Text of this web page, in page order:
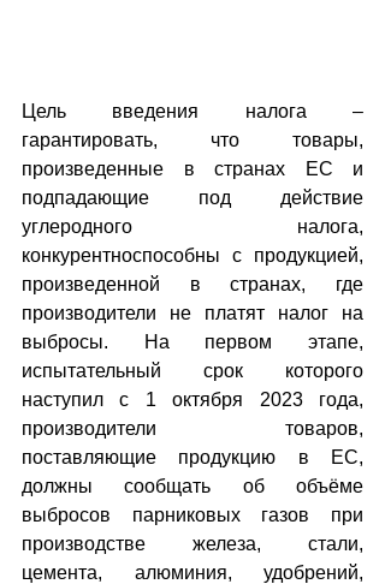
Цель введения налога –
гарантировать, что товары,
произведенные в странах ЕС и
подпадающие под действие
углеродного налога,
конкурентноспособны с продукцией,
произведенной в странах, где
производители не платят налог на
выбросы. На первом этапе,
испытательный срок которого
наступил с 1 октября 2023 года,
производители товаров,
поставляющие продукцию в ЕС,
должны сообщать об объёме
выбросов парниковых газов при
производстве железа, стали,
цемента, алюминия, удобрений,